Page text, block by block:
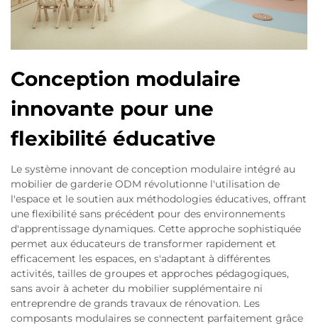
Conception modulaire
innovante pour une
flexibilité éducative
Le système innovant de conception modulaire intégré au
mobilier de garderie ODM révolutionne l'utilisation de
l'espace et le soutien aux méthodologies éducatives, offrant
une flexibilité sans précédent pour des environnements
d'apprentissage dynamiques. Cette approche sophistiquée
permet aux éducateurs de transformer rapidement et
efficacement les espaces, en s'adaptant à différentes
activités, tailles de groupes et approches pédagogiques,
sans avoir à acheter du mobilier supplémentaire ni
entreprendre de grands travaux de rénovation. Les
composants modulaires se connectent parfaitement grâce